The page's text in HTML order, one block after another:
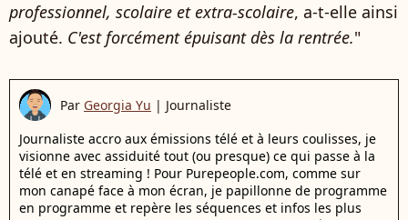
professionnel, scolaire et extra-scolaire, a-t-elle ainsi
ajouté. C'est forcément épuisant dès la rentrée."
Par Georgia Yu | Journaliste
Journaliste accro aux émissions télé et à leurs coulisses, je
visionne avec assiduité tout (ou presque) ce qui passe à la
télé et en streaming ! Pour Purepeople.com, comme sur
mon canapé face à mon écran, je papillonne de programme
en programme et repère les séquences et infos les plus